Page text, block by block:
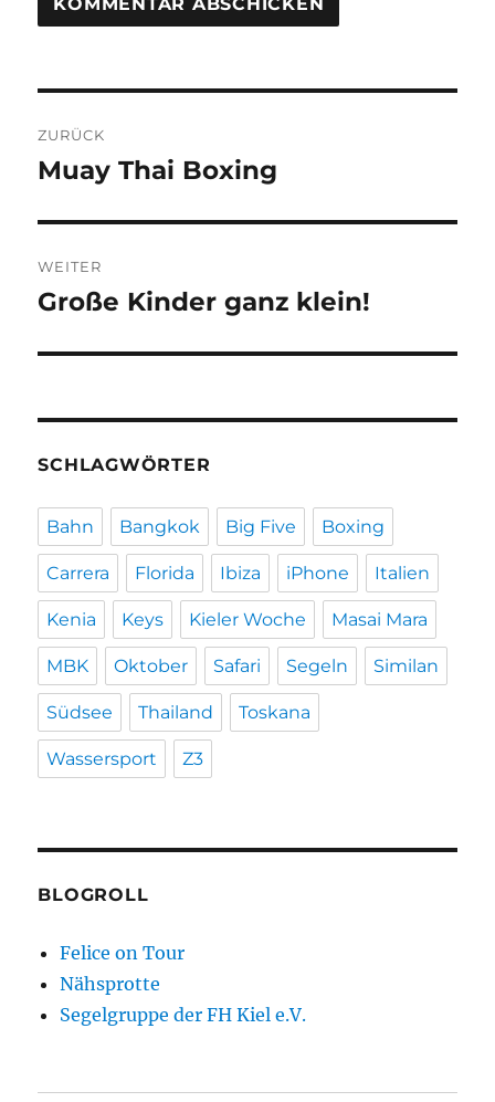
ZURÜCK
Vorheriger
Muay Thai Boxing
WEITER
Nächster
Große Kinder ganz klein!
SCHLAGWÖRTER
Bahn Bangkok Big Five Boxing
Carrera Florida Ibiza iPhone Italien
Kenia Keys Kieler Woche Masai Mara
MBK Oktober Safari Segeln Similan
Südsee Thailand Toskana
Wassersport Z3
BLOGROLL
Felice on Tour
Nähsprotte
Segelgruppe der FH Kiel e.V.